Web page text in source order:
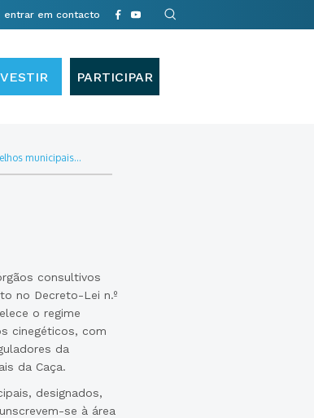
entrar em contacto
PARTICIPAR
municipais...
consultivos
no Decreto-Lei n.º
o regime
cinegéticos, com
da
da Caça.
designados,
se à área